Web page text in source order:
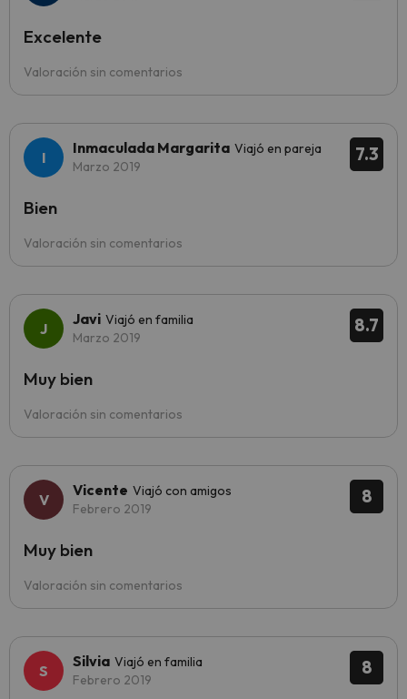
Valoración sin comentarios
Excelente
7.3
Inmaculada Margarita Viajó en pareja
Marzo 2019
Valoración sin comentarios
Bien
8.7
Javi Viajó en familia
Marzo 2019
Valoración sin comentarios
Muy bien
8
Vicente Viajó con amigos
Febrero 2019
Valoración sin comentarios
Muy bien
8
Silvia Viajó en familia
Febrero 2019